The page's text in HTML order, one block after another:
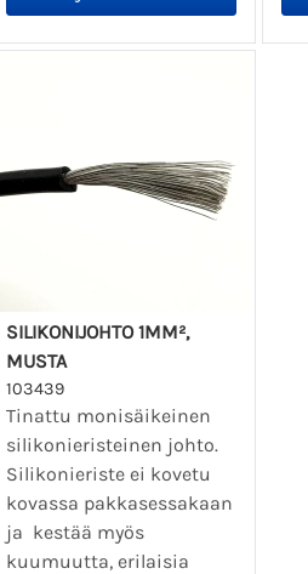
SILIKONIJOHTO 1MM²,
MUSTA
103439
Tinattu monisäikeinen
silikonieristeinen johto.
Silikonieriste ei kovetu
kovassa pakkasessakaan
ja kestää myös
kuumuutta, erilaisia